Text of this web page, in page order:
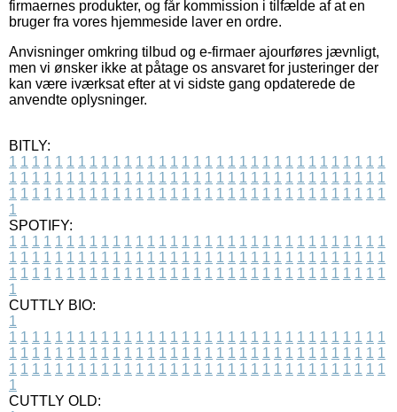
firmaernes produkter, og får kommission i tilfælde af at en
bruger fra vores hjemmeside laver en ordre.
Anvisninger omkring tilbud og e-firmaer ajourføres jævnligt,
men vi ønsker ikke at påtage os ansvaret for justeringer der
kan være iværksat efter at vi sidste gang opdaterede de
anvendte oplysninger.
BITLY:
1 1 1 1 1 1 1 1 1 1 1 1 1 1 1 1 1 1 1 1 1 1 1 1 1 1 1 1 1 1 1 1 1
1 1 1 1 1 1 1 1 1 1 1 1 1 1 1 1 1 1 1 1 1 1 1 1 1 1 1 1 1 1 1 1 1
1 1 1 1 1 1 1 1 1 1 1 1 1 1 1 1 1 1 1 1 1 1 1 1 1 1 1 1 1 1 1 1 1
1
SPOTIFY:
1 1 1 1 1 1 1 1 1 1 1 1 1 1 1 1 1 1 1 1 1 1 1 1 1 1 1 1 1 1 1 1 1
1 1 1 1 1 1 1 1 1 1 1 1 1 1 1 1 1 1 1 1 1 1 1 1 1 1 1 1 1 1 1 1 1
1 1 1 1 1 1 1 1 1 1 1 1 1 1 1 1 1 1 1 1 1 1 1 1 1 1 1 1 1 1 1 1 1
1
CUTTLY BIO:
1
1 1 1 1 1 1 1 1 1 1 1 1 1 1 1 1 1 1 1 1 1 1 1 1 1 1 1 1 1 1 1 1 1
1 1 1 1 1 1 1 1 1 1 1 1 1 1 1 1 1 1 1 1 1 1 1 1 1 1 1 1 1 1 1 1 1
1 1 1 1 1 1 1 1 1 1 1 1 1 1 1 1 1 1 1 1 1 1 1 1 1 1 1 1 1 1 1 1 1
1
CUTTLY OLD: